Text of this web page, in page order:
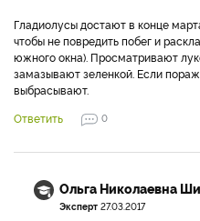
Гладиолусы достают в конце
чтобы не повредить побег и
южного окна). Просматривают
замазывают зеленкой. Если
выбрасывают.
Ответить
0
Ольга Николаевна
Эксперт 27.03.2017